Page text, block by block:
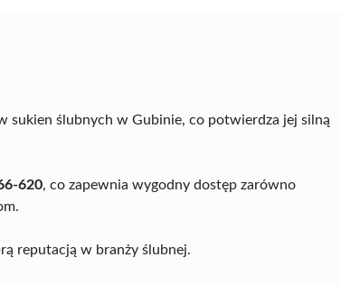
sukien ślubnych w Gubinie, co potwierdza jej silną
620, co zapewnia wygodny dostęp zarówno
reputacją w branży ślubnej.